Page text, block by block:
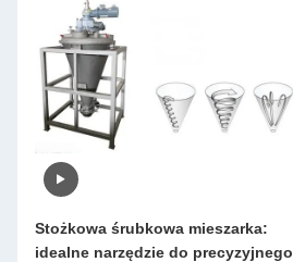
Stożkowa śrubkowa mieszarka:
idealne narzędzie do precyzyjnego